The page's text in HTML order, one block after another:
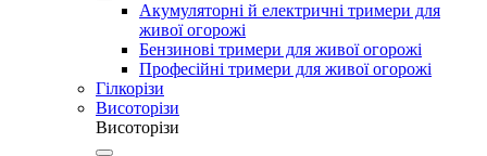
Акумуляторні й електричні тримери для
живої огорожі
Бензинові тримери для живої огорожі
Професійні тримери для живої огорожі
Гілкорізи
Висоторізи
Висоторізи